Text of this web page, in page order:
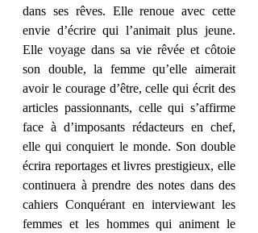
dans ses rêves. Elle renoue avec cette
envie d’écrire qui l’animait plus jeune.
Elle voyage dans sa vie rêvée et côtoie
son double, la femme qu’elle aimerait
avoir le courage d’être, celle qui écrit des
articles passionnants, celle qui s’affirme
face à d’imposants rédacteurs en chef,
elle qui conquiert le monde. Son double
écrira reportages et livres prestigieux, elle
continuera à prendre des notes dans des
cahiers Conquérant en interviewant les
femmes et les hommes qui animent le